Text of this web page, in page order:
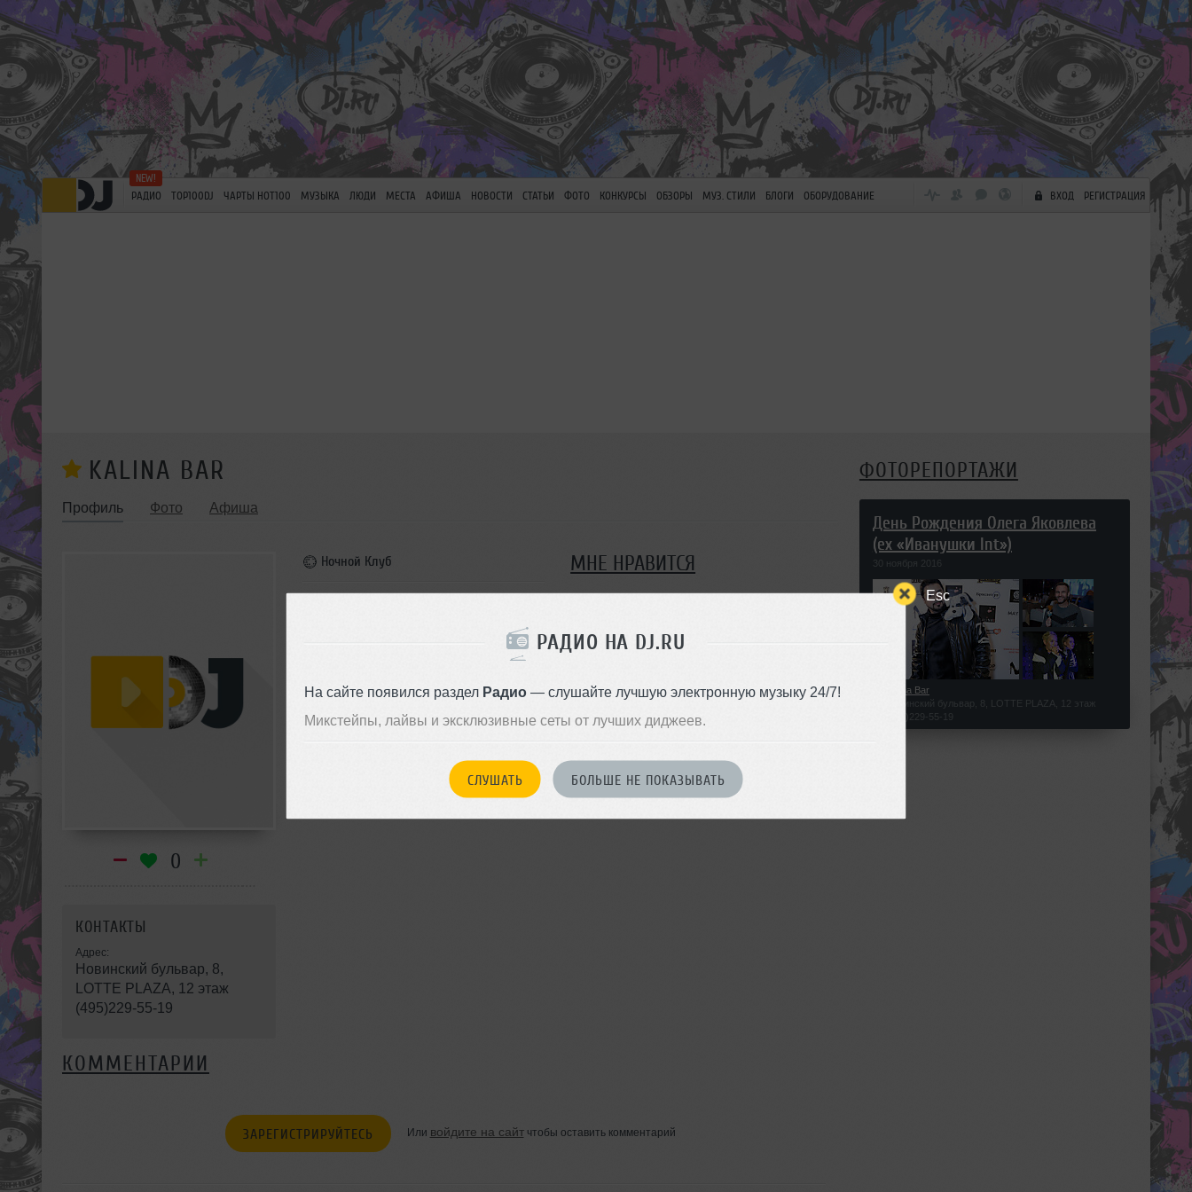
Esc
РАДИО НА DJ.RU
На сайте появился раздел Радио— слушайте лучшую электронную музыку 24/7!
Микстейпы, лайвы и эксклюзивные сеты от лучших диджеев.
СЛУШАТЬ БОЛЬШЕ НЕ ПОКАЗЫВАТЬ
РАДИО TOP100DJ ЧАРТЫ HOT100 МУЗЫКА ЛЮДИ МЕСТА АФИША НОВОСТИ СТАТЬИ ФОТО КОНКУРСЫ ОБЗОРЫ МУЗ. СТИЛИ БЛОГИ ОБОРУДОВАНИЕ ВХОД РЕГИСТРАЦИЯ
KALINA BAR
Профиль Фото Афиша
0
КОНТАКТЫ
Адрес:
Новинский бульвар, 8,
LOTTE PLAZA, 12 этаж
(495)229-55-19
Ночной Клуб МНЕ НРАВИТСЯ
4
КОММЕНТАРИИ
ЗАРЕГИСТРИРУЙТЕСЬ Или войдите на сайтчтобы оставить комментарий
ФОТОРЕПОРТАЖИ
День Рождения Олега Яковлева
(ex «Иванушки Int»)
30 ноября 2016
Kalina Bar
Новинский бульвар, 8, LOTTE PLAZA, 12 этаж
(495)229-55-19